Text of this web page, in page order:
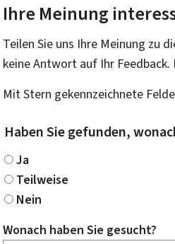
Ihre Meinung
Teilen Sie uns Ihre Meinung zu
keine Antwort auf Ihr
Mit Stern gekennzeichnete
Haben Sie gefunden,
Ja
Teilweise
Nein
Wonach haben Sie gesucht?